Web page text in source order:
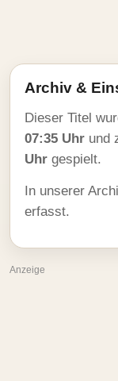
Archiv &
Dieser Titel
07:35 Uhr und
Uhr gespielt.
In unserer
erfasst.
Anzeige